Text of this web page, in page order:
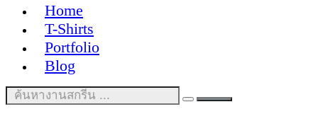
Home
T-Shirts
Portfolio
Blog